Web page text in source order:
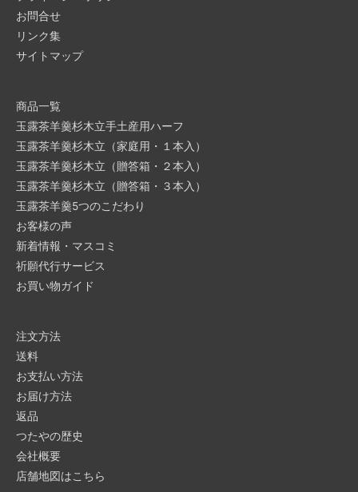
お問合せ
リンク集
サイトマップ
商品一覧
玉露茶羊羹杉木立手土産用ハーフ
玉露茶羊羹杉木立（家庭用・１本入）
玉露茶羊羹杉木立（贈答箱・２本入）
玉露茶羊羹杉木立（贈答箱・３本入）
玉露茶羊羹5つのこだわり
お客様の声
新着情報・マスコミ
祈願代行サービス
お買い物ガイド
注文方法
送料
お支払い方法
お届け方法
返品
つたやの歴史
会社概要
店舗地図はこちら